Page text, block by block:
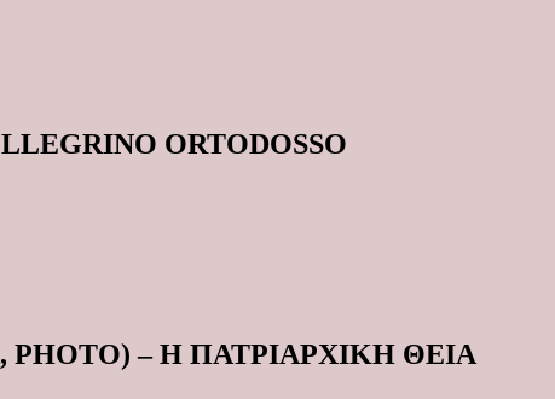
ORTODOSSO
PHOTO) – Η ΠΑΤΡΙΑΡΧΙΚΗ ΘΕΙΑ